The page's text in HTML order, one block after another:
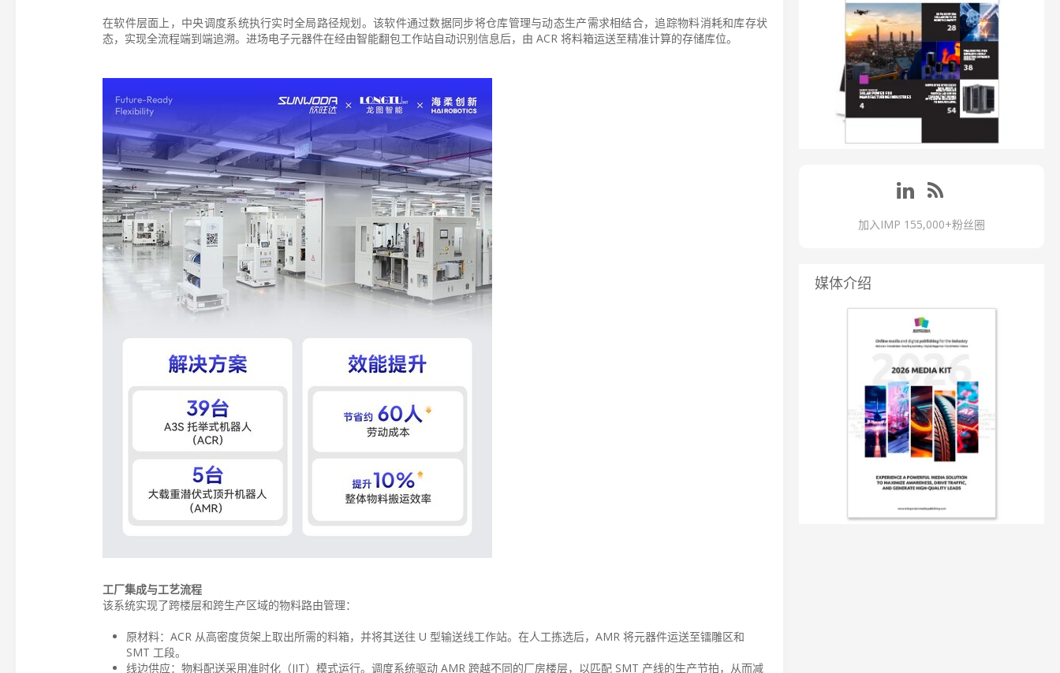
在软件层面上，中央调度系统执行实时全局路径规划。该软件通过数据同步将仓库管理与动态生产需求相结合，追踪物料消耗和库存状
态，实现全流程端到端追溯。进场电子元器件在经由智能翻包工作站自动识别信息后，由 ACR 将料箱运送至精准计算的存储库位。
工厂集成与工艺流程
该系统实现了跨楼层和跨生产区域的物料路由管理：
原材料：ACR 从高密度货架上取出所需的料箱，并将其送往 U 型输送线工作站。在人工拣选后，AMR 将元器件运送至镭雕区和
SMT 工段。
线边供应：物料配送采用准时化（JIT）模式运行。调度系统驱动 AMR 跨越不同的厂房楼层，以匹配 SMT 产线的生产节拍，从而减
加入IMP 155,000+粉丝圈
媒体介绍